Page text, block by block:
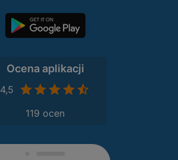
Ocena aplikacji
4,5
119 ocen